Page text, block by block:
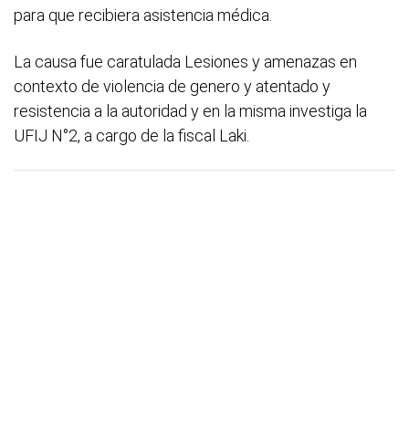
para que recibiera asistencia médica.
La causa fue caratulada Lesiones y amenazas en
contexto de violencia de genero y atentado y
resistencia a la autoridad y en la misma investiga la
UFIJ N°2, a cargo de la fiscal Laki.